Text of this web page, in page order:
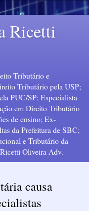
Ricetti
Tributário e
Tributário pela USP;
PUC/SP; Especialista
em Direito Tributário
de ensino; Ex-
da Prefeitura de SBC;
e Tributário da
Oliveira Adv.
causa